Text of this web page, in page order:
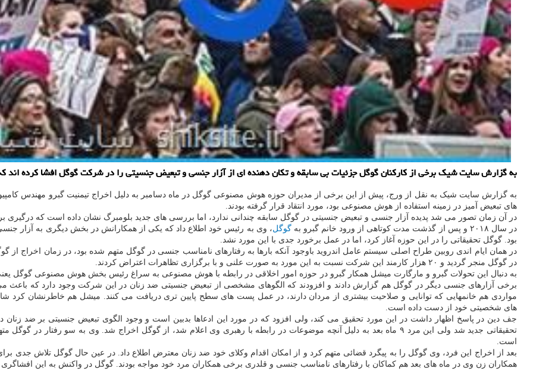
به گزارش سایت شیک برخی از کارکنان گوگل جزئیات بی سابقه و تکان دهنده ای از آزار جنسی و تبعیض جنسیتی را در شرکت گوگل افشا کرده اند
به گزارش سایت شیک به نقل از ورج، پیش از این برخی از مدیران حوزه هوش مصنوعی گوگل در ماه دسامبر به دلیل اخراج تیمنیت گبرو مهندس
های تبعیض آمیز در زمینه استفاده از هوش مصنوعی بود، مورد انتقاد قرار گرفته بودند.
در آن زمان تصور می شد پدیده آزار جنسی و تبعیض جنسیتی در گوگل سابقه چندانی ندارد، اما بررسی های جدید بلومبرگ نشان داده است که
در سال ۲۰۱۸ و پس از گذشت مدت کوتاهی از ورود خانم گبرو به
گوگل، وی به رئیس خود اطلاع داد که یکی از همکارانش در بخش دیگری به آزار
بود. گوگل تحقیقاتی را در این حوزه آغاز کرد، اما در عمل برخورد جدی با این مورد نشد.
در گوگل منجر گردید و ۲۰ هزار کارمند این شرکت نسبت به این مورد به صورت علنی و با برگزاری تظاهرات اعتراض کردند.
به دنبال این تحولات گبرو و مارگارت میشل همکار گبرو در حوزه امور اخلاقی در رابطه با هوش مصنوعی به سراغ رئیس بخش هوش مصنوعی گوگل
برخی آزارهای جنسی دیگر در گوگل هم گزارش دادند و افزودند که الگوهای مشخصی از تبعیض جنسیتی ضد زنان در این شرکت وجود دارد که باعث
مواردی هم خانمهایی که توانایی و صلاحیت بیشتری از مردان دارند، در عمل پست های سطح پایین تری دریافت می کنند. میشل هم خاطرنشان کرد
های شخصیتی خود از دست داده است.
جف دین در پاسخ اظهار داشت در این مورد تحقیق می کند، ولی افزود که در مورد این ادعاها بدبین است و وجود الگوی تبعیض جنسیتی بر ضد
تحقیقاتی جدید شد ولی این مرد ۹ ماه بعد به دلیل آنچه موضوعات در رابطه با رهبری وی اعلام شد، از گوگل اخراج شد. وی به سو
است.
بعد از اخراج این فرد، وی گوگل را به پیگرد قضائی متهم کرد و از امکان اقدام وکلای خود ضد زنان معترض اطلاع داد. در عین حال گوگل تلاش جدی
همکاران زن وی در ماه های بعد هم کماکان با رفتارهای نامناسب جنسی و قلدری برخی همکاران مرد خود مواجه بودند. گوگل در واکنش به این